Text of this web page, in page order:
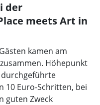
der
meets Art in
kamen am
Höhepunkt
10 Euro-Schritten, bei
guten Zweck